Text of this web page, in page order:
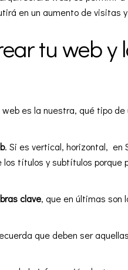
en un aumento de visitas
tu web
es la nuestra, qué tipo de
. Si es vertical, horizontal, en
los títulos y subtítulos porque
clave, que en últimas son
que deben ser